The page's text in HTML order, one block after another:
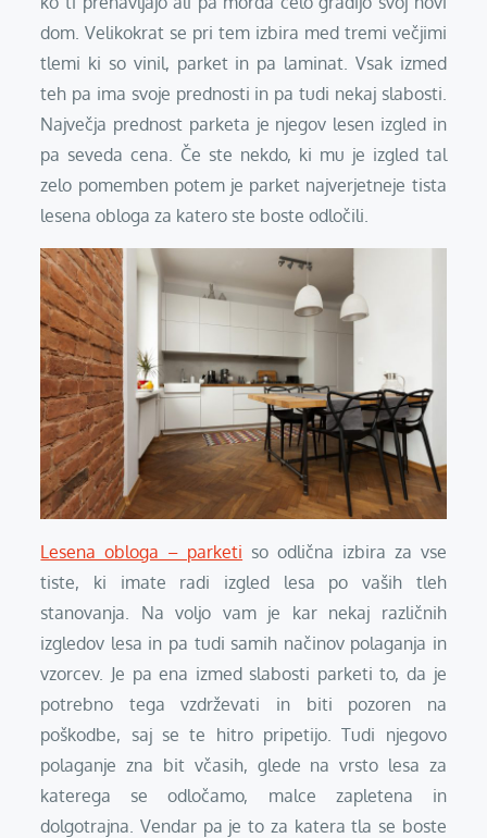
dom. Velikokrat se pri tem izbira med tremi večjimi
tlemi ki so vinil, parket in pa laminat. Vsak izmed
teh pa ima svoje prednosti in pa tudi nekaj slabosti.
Največja prednost parketa je njegov lesen izgled in
pa seveda cena. Če ste nekdo, ki mu je izgled tal
zelo pomemben potem je parket najverjetneje tista
lesena obloga za katero ste boste odločili.
Lesena obloga – parketi so odlična izbira za vse
tiste, ki imate radi izgled lesa po vaših tleh
stanovanja. Na voljo vam je kar nekaj različnih
izgledov lesa in pa tudi samih načinov polaganja in
vzorcev. Je pa ena izmed slabosti parketi to, da je
potrebno tega vzdrževati in biti pozoren na
poškodbe, saj se te hitro pripetijo. Tudi njegovo
polaganje zna bit včasih, glede na vrsto lesa za
katerega se odločamo, malce zapletena in
dolgotrajna. Vendar pa je to za katera tla se boste